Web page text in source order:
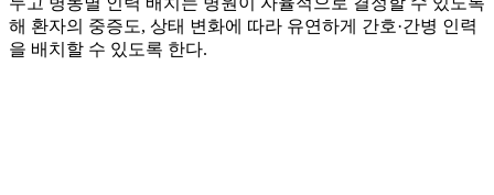
해 환자의 중증도, 상태 변화에 따라 유연하게 간호·간병 인력
을 배치할 수 있도록 한다.